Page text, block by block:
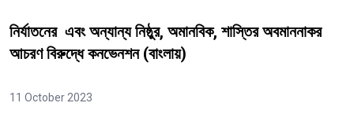
নির্যাতনের এবং অন্যান্য নিষ্ঠুর, অমানবিক, শাস্তির অবমাননাকর
আচরণ বিরুদ্ধে কনভেনশন (বাংলায়)
11 October 2023